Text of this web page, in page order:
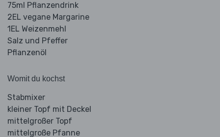
75ml Pflanzendrink
2EL vegane Margarine
1EL Weizenmehl
Salz und Pfeffer
Pflanzenöl
Womit du kochst
Stabmixer
kleiner Topf mit Deckel
mittelgroßer Topf
mittelgroße Pfanne